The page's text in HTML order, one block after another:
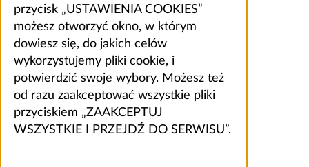
przycisk „USTAWIENIA COOKIES”
możesz otworzyć okno, w którym
dowiesz się, do jakich celów
wykorzystujemy pliki cookie, i
potwierdzić swoje wybory. Możesz też
od razu zaakceptować wszystkie pliki
przyciskiem „ZAAKCEPTUJ
WSZYSTKIE I PRZEJDŹ DO SERWISU”.